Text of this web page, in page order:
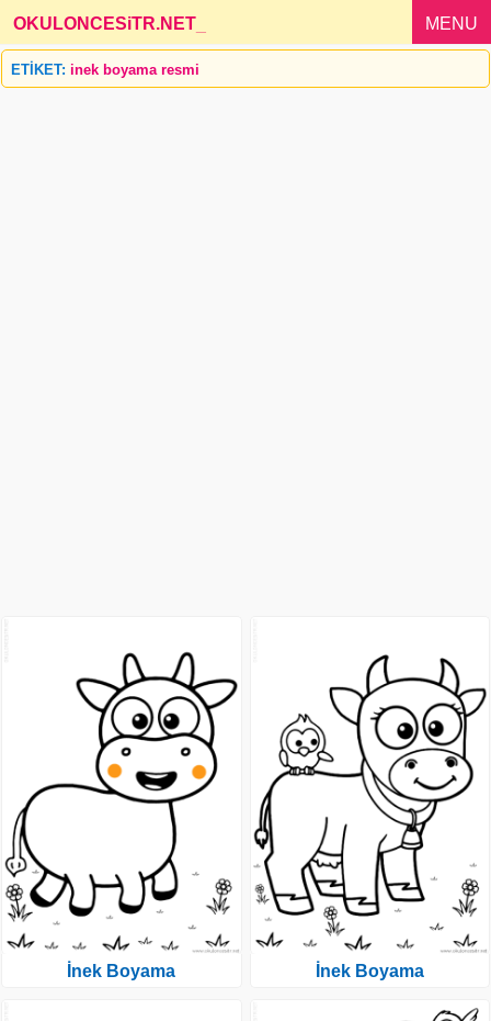
OKULONCESiTR.NET MENU
ETİKET: inek boyama resmi
İnek Boyama İnek Boyama